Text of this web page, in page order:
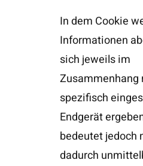
In dem Cookie
Informationen
sich jeweils im
Zusammenhang
spezifisch
Endgerät
bedeutet jedoch
dadurch